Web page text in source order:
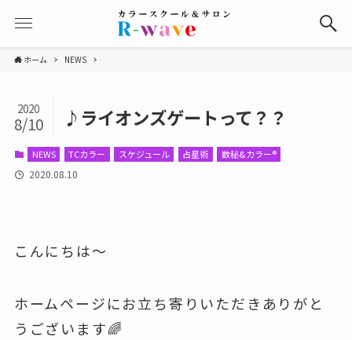
ホーム NEWS
♪ライオンズゲートって？？
2020
8/10
NEWS TCカラー スケジュール 占星術 数秘&カラー®
2020.08.10
こんにちは～
ホームページにお立ち寄りいただきありがと
うございます🌈